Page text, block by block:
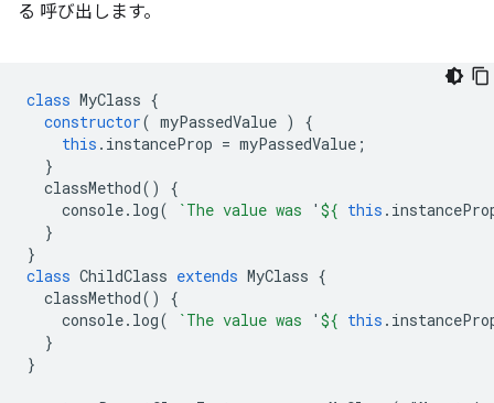
る 呼び出します。
class MyClass {
constructor( myPassedValue )
{
this . instanceProp = myPassedValue ;
}
classMethod()
{
console. log( `The value was ' ${ this .
}
}
class ChildClass extends MyClass {
classMethod()
{
console. log( `The value was ' ${ this .
}
}